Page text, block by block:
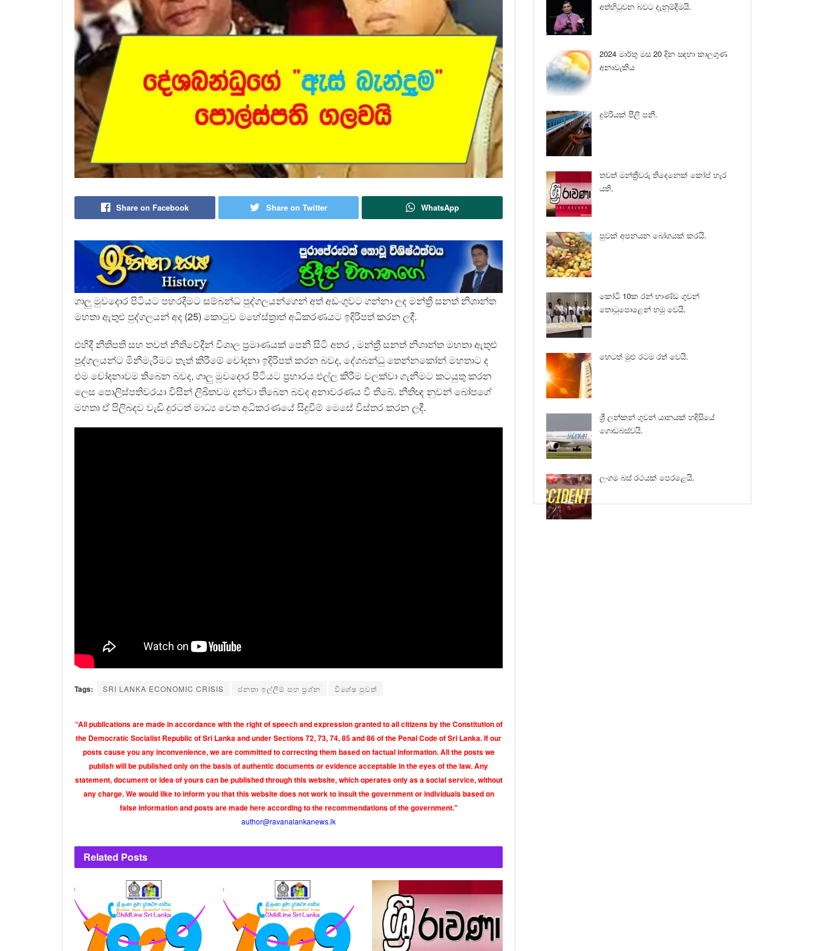
Share on Facebook Share on Twitter WhatsApp
ගාලු මුවදොර පිටියට පහරදීමට සම්බන්ධ පුද්ගලයන්ගෙන් අත් අඩංගුවට ගන්නා ලද මන්ත්‍රී සනත් නිශාන්ත
මහතා ඇතුළු පුද්ගලයන් අද (25) කොටුව මහේස්ත්‍රාත් අධිකරණයට ඉදිරිපත් කරන ලදී.
එහිදී නීතිපති සහ තවත් නීතිවේදීන් විශාල ප්‍රමාණයක් පෙනී සිටි අතර , මන්ත්‍රී සනත් නිශාන්ත මහතා ඇතුළු
පුද්ගලයන්ට මිනීමැරීමට තැත් කිරීමේ චෝදනා ඉදිරිපත් කරන බවද, දේශබන්ධු තෙන්නකෝන් මහතාට ද
එම චෝදනාවම තිබෙන බවද, ගාලු මුවදොර පිටියට ප්‍රහාරය එල්ල කිරීම වලක්වා ගැනීමට කටයුතු කරන
ලෙස පොලිස්පතිවරයා විසින් ලිඛිතවම දන්වා තිබෙන බවද අනාවරණය වී තිබේ. නීතිඥ නුවන් බෝපගේ
මහතා ඒ පිලිබදව වැඩි දුරටත් මාධ්‍ය වෙත අධිකරණයේ සිදුවීම් මෙසේ විස්තර කරන ලදී.
Tags: SRI LANKA ECONOMIC CRISIS ජනතා ඉල්ලීම් සහ ප්‍රශ්න විශේෂ පුවත්
“All publications are made in accordance with the right of speech and expression granted to all citizens by the Constitution of
the Democratic Socialist Republic of Sri Lanka and under Sections 72, 73, 74, 85 and 86 of the Penal Code of Sri Lanka. If our
posts cause you any inconvenience, we are committed to correcting them based on factual information. All the posts we
publish will be published only on the basis of authentic documents or evidence acceptable in the eyes of the law. Any
statement, document or idea of yours can be published through this website, which operates only as a social service, without
any charge. We would like to inform you that this website does not work to insult the government or individuals based on
false information and posts are made here according to the recommendations of the government."
author@ravanalankanews.lk
Related Posts
අත්හිටුවන බවට දැනුම්දීමයි.
2024 මාර්තු මස 20 දින සඳහා කාලගුණ
අනාවැකිය
දුම්රියක් පීලි පනී.
තවත් මන්ත්‍රීවරු තිදෙනෙක් කෝප් හැර
යති.
පුවක් අපනයන බෝගයක් කරයි.
කෝටි 10ක රන් භාණ්ඩ ගුවන්
තොටුපොළෙන් හමු වෙයි.
හෙටත් මුළු රටම රත් වෙයි.
ශ්‍රී ලන්කන් ගුවන් යානයක් හදිසියේ
ගොඩබස්වයි.
ලංගම බස් රථයක් පෙරළෙයි.